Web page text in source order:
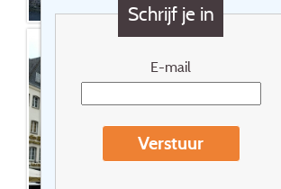
Schrijf je in
E-mail
Verstuur